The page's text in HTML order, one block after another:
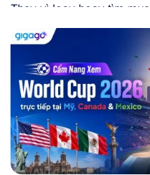
Thay vì loay hoay tìm
sân bay, việc chủ động
tuyến và cài eSIM sẵn
khi bay giúp bạn tiết
mạng ngay khi […]